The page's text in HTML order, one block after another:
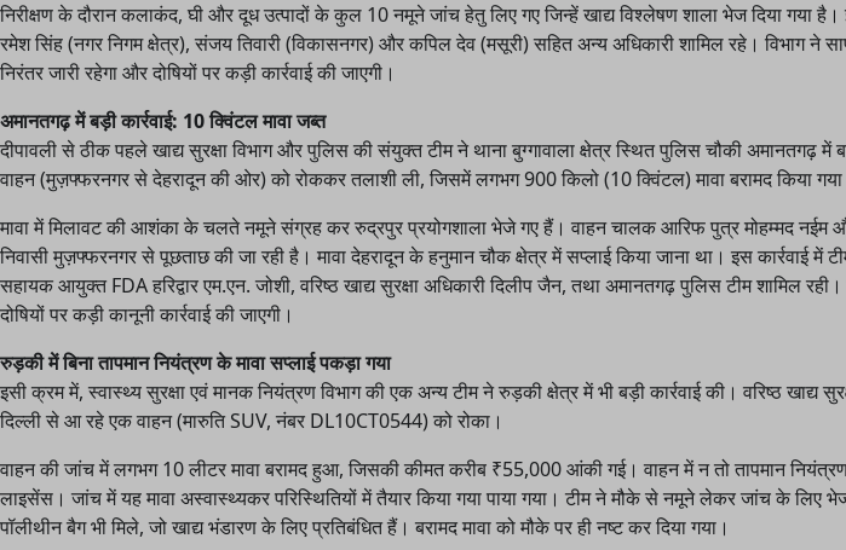
निरीक्षण के दौरान कलाकंद, घी और दूध उत्पादों के कुल 10 नमूने जांच हेतु लिए गए जिन्हें खाद्य विश्लेषण शाला भेज दिया गया है।
रमेश सिंह (नगर निगम क्षेत्र), संजय तिवारी (विकासनगर) और कपिल देव (मसूरी) सहित अन्य अधिकारी शामिल रहे। विभाग ने
निरंतर जारी रहेगा और दोषियों पर कड़ी कार्रवाई की जाएगी।
अमानतगढ़ में बड़ी कार्रवाई: 10 क्विंटल मावा जब्त
दीपावली से ठीक पहले खाद्य सुरक्षा विभाग और पुलिस की संयुक्त टीम ने थाना बुग्गावाला क्षेत्र स्थित पुलिस चौकी अमानतगढ़ में
वाहन (मुज़फ्फरनगर से देहरादून की ओर) को रोककर तलाशी ली, जिसमें लगभग 900 किलो (10 क्विंटल) मावा बरामद किया
मावा में मिलावट की आशंका के चलते नमूने संग्रह कर रुद्रपुर प्रयोगशाला भेजे गए हैं। वाहन चालक आरिफ पुत्र मोहम्मद नईम
निवासी मुज़फ्फरनगर से पूछताछ की जा रही है। मावा देहरादून के हनुमान चौक क्षेत्र में सप्लाई किया जाना था। इस कार्रवाई में
सहायक आयुक्त FDA हरिद्वार एम.एन. जोशी, वरिष्ठ खाद्य सुरक्षा अधिकारी दिलीप जैन, तथा अमानतगढ़ पुलिस टीम शामिल
दोषियों पर कड़ी कानूनी कार्रवाई की जाएगी।
रुड़की में बिना तापमान नियंत्रण के मावा सप्लाई पकड़ा गया
इसी क्रम में, स्वास्थ्य सुरक्षा एवं मानक नियंत्रण विभाग की एक अन्य टीम ने रुड़की क्षेत्र में भी बड़ी कार्रवाई की। वरिष्ठ खाद्य
दिल्ली से आ रहे एक वाहन (मारुति SUV, नंबर DL10CT0544) को रोका।
वाहन की जांच में लगभग 10 लीटर मावा बरामद हुआ, जिसकी कीमत करीब ₹55,000 आंकी गई। वाहन में न तो तापमान
लाइसेंस। जांच में यह मावा अस्वास्थ्यकर परिस्थितियों में तैयार किया गया पाया गया। टीम ने मौके से नमूने लेकर जांच के
पॉलीथीन बैग भी मिले, जो खाद्य भंडारण के लिए प्रतिबंधित हैं। बरामद मावा को मौके पर ही नष्ट कर दिया गया।